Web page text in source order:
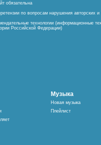
обязательна
по вопросам нарушения авторских
технологии (информационные
Российской Федерации)
Музыка
Новая музыка
Плейлист